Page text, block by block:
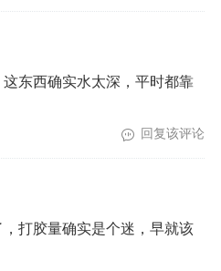
东西确实水太深，平时都靠
回复该评论
打胶量确实是个迷，早就该